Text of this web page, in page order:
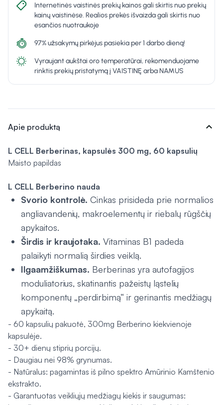
Internetinės vaistinės prekių kainos gali skirtis nuo prekių
kainų vaistinėse. Realios prekės išvaizda gali skirtis nuo
esančios nuotraukoje
97% užsakymų pirkėjus pasiekia per 1 darbo dieną!
Vyraujant aukštai oro temperatūrai, rekomenduojame
rinktis prekių pristatymą į VAISTINĘ arba NAMUS
Apie produktą expand_more
L CELL Berberinas, kapsulės 300 mg, 60 kapsulių
Maisto papildas
L CELL Berberino nauda
Svorio kontrolė. Cinkas prisideda prie normalios
angliavandenių, makroelementų ir riebalų rūgščių
apykaitos.
Širdis ir kraujotaka. Vitaminas B1 padeda
palaikyti normalią širdies veiklą.
Ilgaamžiškumas. Berberinas yra autofagijos
moduliatorius, skatinantis pažeistų ląstelių
komponentų „perdirbimą“ ir gerinantis medžiagų
apykaitą.
- 60 kapsulių pakuotė, 300mg Berberino kiekvienoje
kapsulėje.
- 30+ dienų stiprių porcijų.
- Daugiau nei 98% grynumas.
- Natūralus: pagamintas iš pilno spektro Amūrinio Kamštenio
ekstrakto.
- Garantuotas veikliųjų medžiagų kiekis ir saugumas: